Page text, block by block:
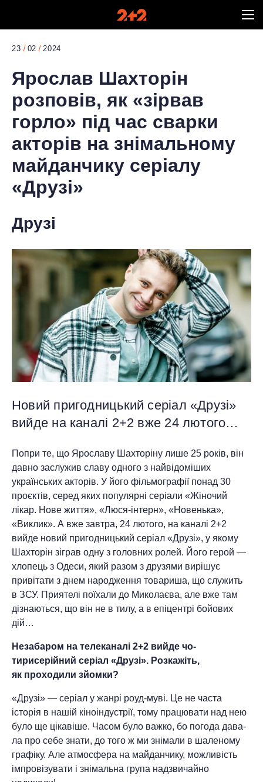
23 02 2024
Ярослав Шахторін
розповів, як «зірвав
горло» під час сварки
акторів на знімальному
майданчику серіалу
«Друзі»
Друзі
Новий пригодницький серіал «Друзі»
вийде на каналі 2+2 вже 24 лютого…
Попри те, що Ярославу Шахторіну лише 25 років, він
давно заслужив славу одного з найвідоміших
українських акторів. У його фільмографії понад 30
проєктів, серед яких популярні серіали «Жіночий
лікар. Нове життя», «Люся-інтерн», «Новенька»,
«Виклик». А вже завтра, 24 лютого, на каналі 2+2
вийде новий пригодницький серіал «Друзі», у якому
Шахторін зіграв одну з головних ролей. Його герой —
хлопець з Одеси, який разом з друзями вирішує
привітати з днем народження товариша, що служить
в ЗСУ. Приятелі поїхали до Миколаєва, але вже там
дізнаються, що він не в тилу, а в епіцентрі бойових
дій…
Незабаром на телеканалі 2+2 вийде чо­
тирисерійний серіал «Друзі». Розка­жіть,
як проходили зйомки?
«Друзі» — серіал у жанрі роуд-муві. Це не часта
історія в нашій кіноіндустрії, тому працювати над нею
було ще цікаві­ше. Часом було важко, бо погода дава­
ла про себе знати, до того ж ми знімали в шаленому
графіку. Але атмосфера на майданчику, можливість
імпровізувати і знімальна група надзвичайно